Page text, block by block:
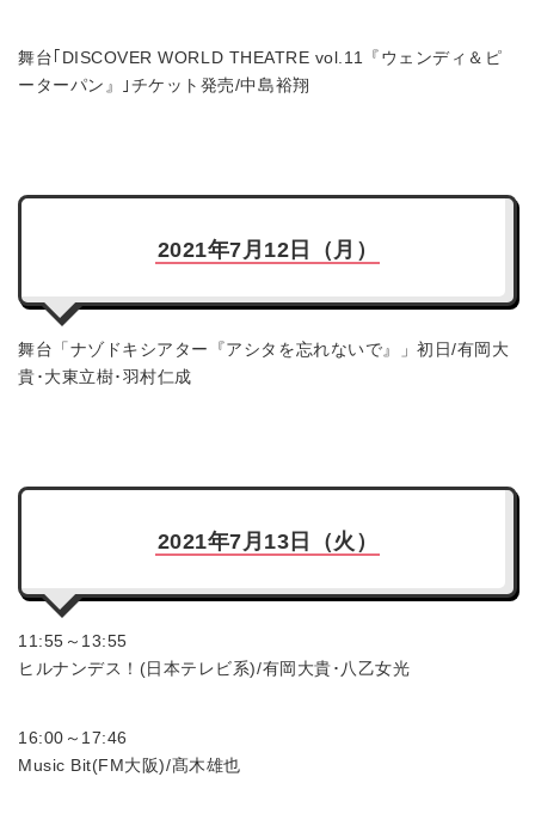
舞台｢DISCOVER WORLD THEATRE vol.11『ウェンディ＆ピ
ーターパン』｣チケット発売/中島裕翔
2021年7月12日（月）
舞台「ナゾドキシアター『アシタを忘れないで』」初日/有岡大
貴･大東立樹･羽村仁成
2021年7月13日（火）
11:55～13:55
ヒルナンデス！(日本テレビ系)/有岡大貴･八乙女光
16:00～17:46
Music Bit(FM大阪)/髙木雄也